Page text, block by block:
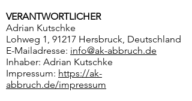
VERANTWORTLICHER
Adrian Kutschke
Lohweg 1, 91217 Hersbruck, Deutschland
E-Mailadresse: info@ak-abbruch.de
Inhaber: Adrian Kutschke
Impressum: https://ak-
abbruch.de/impressum